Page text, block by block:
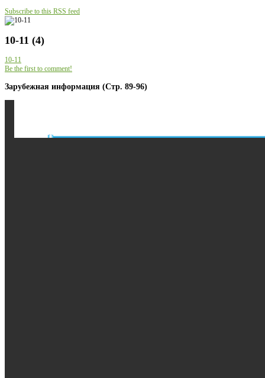
Subscribe to this RSS feed
10-11 (4)
10-11
Be the first to comment!
Зарубежная информация (Стр. 89-96)